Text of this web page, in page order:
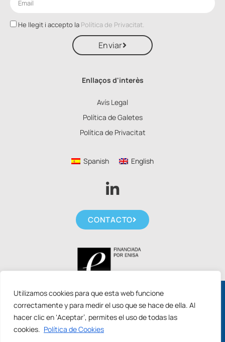
Utilizamos cookies para que esta web funcione
correctamente y para medir el uso que se hace de ella. Al
hacer clic en ‘Aceptar’, permites el uso de todas las
cookies. Política de Cookies
He llegit i accepto la Política de Privacitat.
Enviar
Enllaços d'interès
Avís Legal
Política de Galetes
Política de Privacitat
Spanish English
CONTACTO
Sol·licita les noves ajudes ACCIÓ 2026 per
arrencar amb els teus projectes d'IA.